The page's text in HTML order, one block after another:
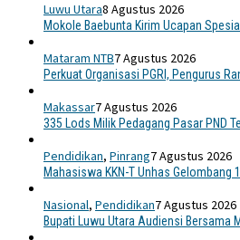
Luwu Utara8 Agustus 2026
Mokole Baebunta Kirim Ucapan
Mataram NTB7 Agustus 2026
Perkuat Organisasi PGRI, Pengurus
Makassar7 Agustus 2026
335 Lods Milik Pedagang Pasar PND
Pendidikan, Pinrang7 Agustus 2026
Mahasiswa KKN-T Unhas Gelombang
Nasional, Pendidikan7 Agustus 2026
Bupati Luwu Utara Audiensi Bersama